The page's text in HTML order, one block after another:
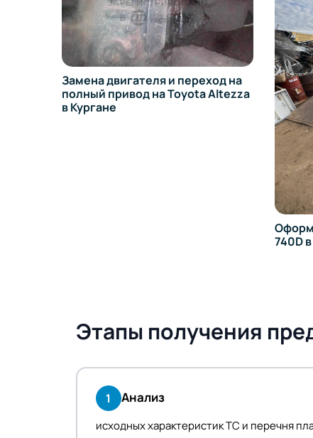
E92
Этапы получения
1 Анализ
исходных характеристик ТС и перечня